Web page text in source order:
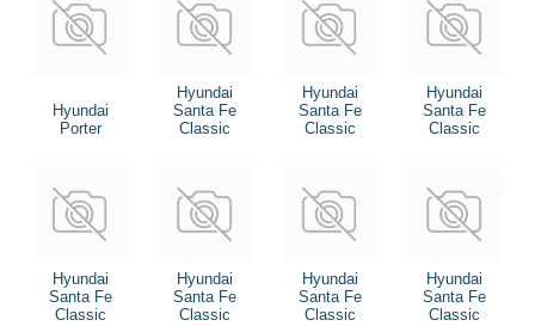
Hyundai
Porter
Hyundai
Santa Fe
Classic
Hyundai
Santa Fe
Classic
Hyundai
Santa Fe
Classic
Hyundai
Santa Fe
Classic
Hyundai
Santa Fe
Classic
Hyundai
Santa Fe
Classic
Hyundai
Santa Fe
Classic